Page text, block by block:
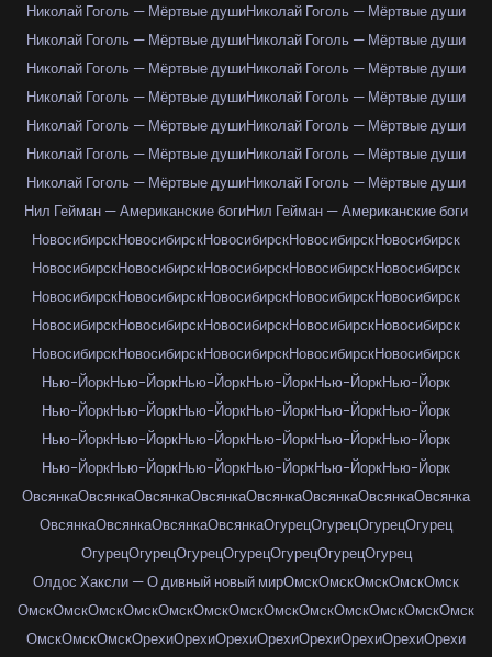
Николай Гоголь — Мёртвые душиНиколай Гоголь — Мёртвые души
Николай Гоголь — Мёртвые душиНиколай Гоголь — Мёртвые души
Николай Гоголь — Мёртвые душиНиколай Гоголь — Мёртвые души
Николай Гоголь — Мёртвые душиНиколай Гоголь — Мёртвые души
Николай Гоголь — Мёртвые душиНиколай Гоголь — Мёртвые души
Николай Гоголь — Мёртвые душиНиколай Гоголь — Мёртвые души
Николай Гоголь — Мёртвые душиНиколай Гоголь — Мёртвые души
Нил Гейман — Американские богиНил Гейман — Американские боги
НовосибирскНовосибирскНовосибирскНовосибирскНовосибирск
НовосибирскНовосибирскНовосибирскНовосибирскНовосибирск
НовосибирскНовосибирскНовосибирскНовосибирскНовосибирск
НовосибирскНовосибирскНовосибирскНовосибирскНовосибирск
НовосибирскНовосибирскНовосибирскНовосибирскНовосибирск
Нью-ЙоркНью-ЙоркНью-ЙоркНью-ЙоркНью-ЙоркНью-Йорк
Нью-ЙоркНью-ЙоркНью-ЙоркНью-ЙоркНью-ЙоркНью-Йорк
Нью-ЙоркНью-ЙоркНью-ЙоркНью-ЙоркНью-ЙоркНью-Йорк
Нью-ЙоркНью-ЙоркНью-ЙоркНью-ЙоркНью-ЙоркНью-Йорк
ОвсянкаОвсянкаОвсянкаОвсянкаОвсянкаОвсянкаОвсянкаОвсянка
ОвсянкаОвсянкаОвсянкаОвсянкаОгурецОгурецОгурецОгурец
ОгурецОгурецОгурецОгурецОгурецОгурецОгурец
Олдос Хаксли — О дивный новый мирОмскОмскОмскОмскОмск
ОмскОмскОмскОмскОмскОмскОмскОмскОмскОмскОмскОмскОмск
ОмскОмскОмскОрехиОрехиОрехиОрехиОрехиОрехиОрехиОрехи